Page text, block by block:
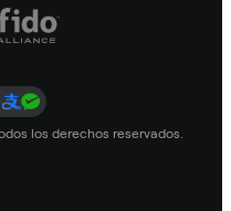
los derechos reservados.